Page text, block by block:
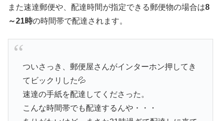
また速達郵便や、配達時間が指定できる郵便物の場合は8
～21時の時間帯で配達されます。
ついさっき、郵便屋さんがインターホン押してき
てビックリした💦
速達の手紙を配達してくださった。
こんな時間帯でも配達するんや・・・